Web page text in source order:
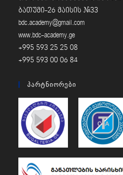
ბათუმი-26 მაისის #33
bdc.academy@gmail.com
www.bdc-academy.ge
+995 593 25 25 08
+995 593 00 06 84
Პარტნიორები